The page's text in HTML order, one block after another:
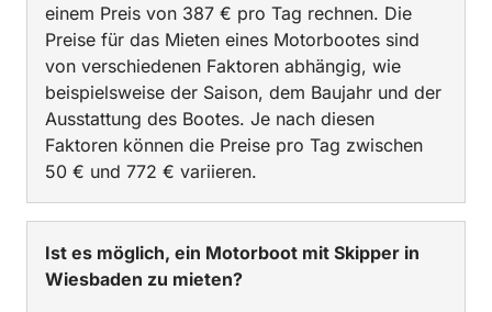
einem Preis von 387 € pro Tag rechnen. Die
Preise für das Mieten eines Motorbootes sind
von verschiedenen Faktoren abhängig, wie
beispielsweise der Saison, dem Baujahr und der
Ausstattung des Bootes. Je nach diesen
Faktoren können die Preise pro Tag zwischen
50 € und 772 € variieren.
Ist es möglich, ein Motorboot mit Skipper in
Wiesbaden zu mieten?